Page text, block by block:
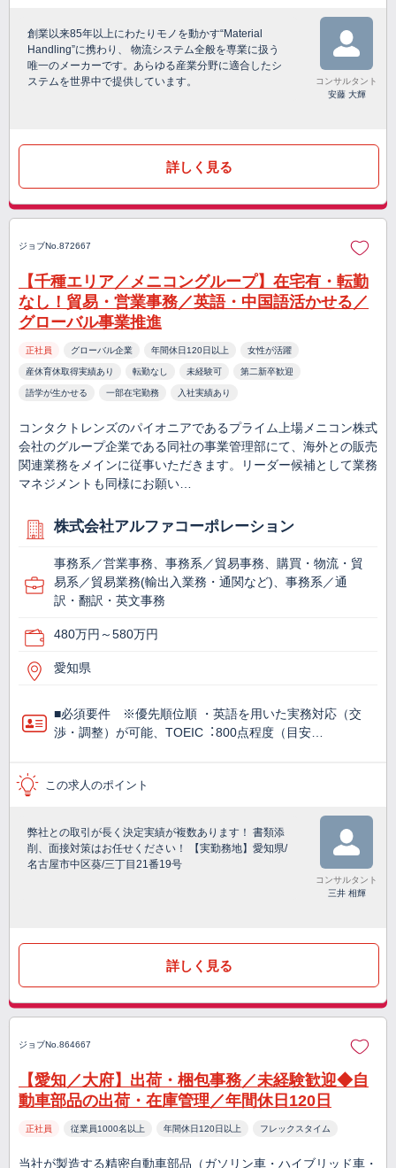
創業以来85年以上にわたりモノを動かす“Material
Handling”に携わり、 物流システム全般を専業に扱う
唯一のメーカーです。あらゆる産業分野に適合したシ
ステムを世界中で提供しています。
コンサルタント
安藤 大輝
詳しく見る
ジョブNo.872667
【千種エリア／メニコングループ】在宅有・転勤
なし！貿易・営業事務／英語・中国語活かせる／
グローバル事業推進
正社員 グローバル企業 年間休日120日以上 女性が活躍
産休育休取得実績あり 転勤なし 未経験可 第二新卒歓迎
語学が生かせる 一部在宅勤務 入社実績あり
コンタクトレンズのパイオニアであるプライム上場メニコン株式
会社のグループ企業である同社の事業管理部にて、海外との販売
関連業務をメインに従事いただきます。リーダー候補として業務
マネジメントも同様にお願い…
株式会社アルファコーポレーション
事務系／営業事務、事務系／貿易事務、購買・物流・貿
易系／貿易業務(輸出入業務・通関など)、事務系／通
訳・翻訳・英文事務
480万円～580万円
愛知県
■必須要件 ※優先順位順 ・英語を⽤いた実務対応（交
渉・調整）が可能、TOEIC︓800点程度（目安…
この求人のポイント
弊社との取引が長く決定実績が複数あります！ 書類添
削、面接対策はお任せください！ 【実勤務地】愛知県/
名古屋市中区葵/三丁目21番19号
コンサルタント
三井 相輝
詳しく見る
ジョブNo.864667
【愛知／大府】出荷・梱包事務／未経験歓迎◆自
動車部品の出荷・在庫管理／年間休日120日
正社員 従業員1000名以上 年間休日120日以上 フレックスタイム
当社が製造する精密自動車部品（ガソリン車・ハイブリッド車・